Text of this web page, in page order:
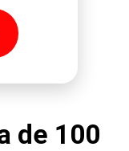
de 100